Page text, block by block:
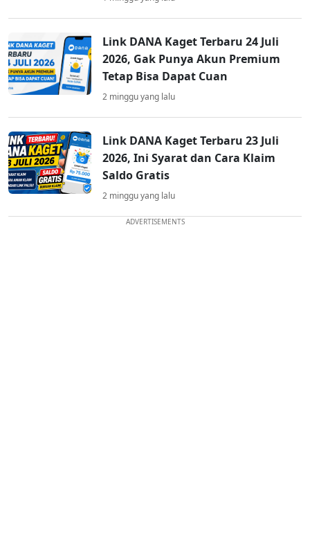
Link DANA Kaget Terbaru 24 Juli
2026, Gak Punya Akun Premium
Tetap Bisa Dapat Cuan
2 minggu yang lalu
Link DANA Kaget Terbaru 23 Juli
2026, Ini Syarat dan Cara Klaim
Saldo Gratis
2 minggu yang lalu
ADVERTISEMENTS